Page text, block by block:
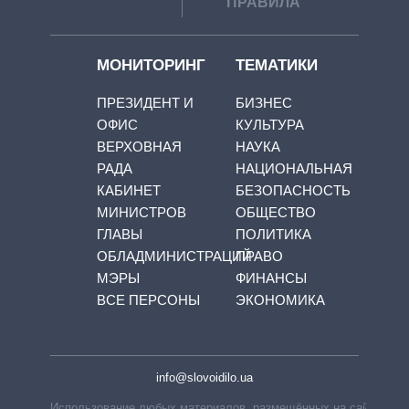
МОНИТОРИНГ
ПРЕЗИДЕНТ И
ОФИС
ВЕРХОВНАЯ
РАДА
КАБИНЕТ
МИНИСТРОВ
ГЛАВЫ
ОБЛАДМИНИСТРАЦИЙ
МЭРЫ
ВСЕ ПЕРСОНЫ
ТЕМАТИКИ
БИЗНЕС
КУЛЬТУРА
НАУКА
НАЦИОНАЛЬНАЯ
БЕЗОПАСНОСТЬ
ОБЩЕСТВО
ПОЛИТИКА
ПРАВО
ФИНАНСЫ
ЭКОНОМИКА
info@slovoidilo.ua